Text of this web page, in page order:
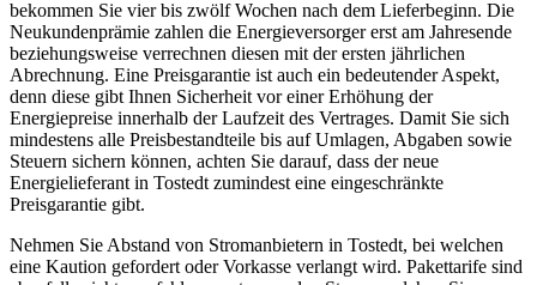
bekommen Sie vier bis zwölf Wochen nach dem Lieferbeginn. Die
Neukundenprämie zahlen die Energieversorger erst am Jahresende
beziehungsweise verrechnen diesen mit der ersten jährlichen
Abrechnung. Eine Preisgarantie ist auch ein bedeutender Aspekt,
denn diese gibt Ihnen Sicherheit vor einer Erhöhung der
Energiepreise innerhalb der Laufzeit des Vertrages. Damit Sie sich
mindestens alle Preisbestandteile bis auf Umlagen, Abgaben sowie
Steuern sichern können, achten Sie darauf, dass der neue
Energielieferant in Tostedt zumindest eine eingeschränkte
Preisgarantie gibt.
Nehmen Sie Abstand von Stromanbietern in Tostedt, bei welchen
eine Kaution gefordert oder Vorkasse verlangt wird. Pakettarife sind